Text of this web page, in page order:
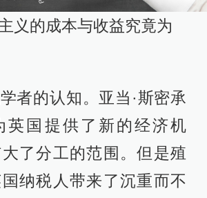
义的成本与收益究竟为
者的认知。亚当·斯密承
英国提供了新的经济机
了分工的范围。但是殖
纳税人带来了沉重而不